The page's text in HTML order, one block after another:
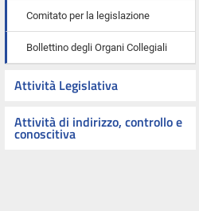
Comitato per la legislazione
Bollettino degli Organi Collegiali
Attività Legislativa
Attività di indirizzo, controllo e
conoscitiva